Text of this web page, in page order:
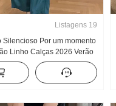
Listagens 19
Silencioso Por um momento
Linho Calças 2026 Verão
Solto Calça casual Top